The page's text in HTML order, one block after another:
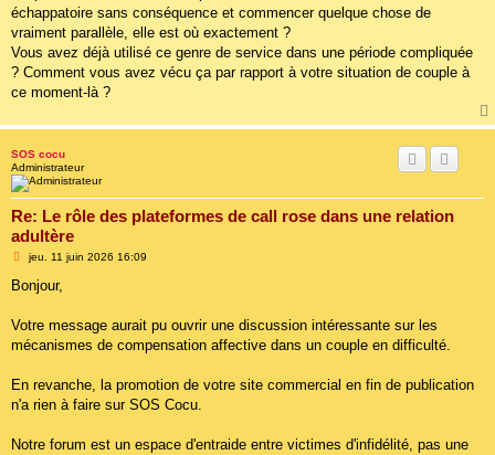
échappatoire sans conséquence et commencer quelque chose de
vraiment parallèle, elle est où exactement ?
Vous avez déjà utilisé ce genre de service dans une période compliquée
? Comment vous avez vécu ça par rapport à votre situation de couple à
ce moment-là ?
SOS cocu
Administrateur
Re: Le rôle des plateformes de call rose dans une relation
adultère
M
s
g
jeu. 11 juin 2026 16:09
Bonjour,
Votre message aurait pu ouvrir une discussion intéressante sur les
mécanismes de compensation affective dans un couple en difficulté.
En revanche, la promotion de votre site commercial en fin de publication
n'a rien à faire sur SOS Cocu.
Notre forum est un espace d'entraide entre victimes d'infidélité, pas une